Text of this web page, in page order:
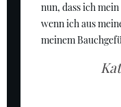
nun, dass ich
wenn ich aus
meinem